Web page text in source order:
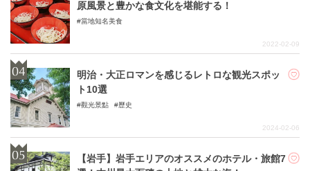
原風景と豊かな食文化を堪能する！
當地知名美食
2022-02-09
明治・大正ロマンを感じるレトロな観光スポッ
ト10選
觀光景點 歷史
2024-02-06
【岩手】岩手エリアのオススメのホテル・旅館7